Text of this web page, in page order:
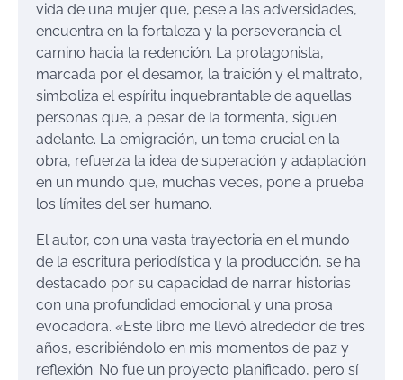
vida de una mujer que, pese a las adversidades,
encuentra en la fortaleza y la perseverancia el
camino hacia la redención. La protagonista,
marcada por el desamor, la traición y el maltrato,
simboliza el espíritu inquebrantable de aquellas
personas que, a pesar de la tormenta, siguen
adelante. La emigración, un tema crucial en la
obra, refuerza la idea de superación y adaptación
en un mundo que, muchas veces, pone a prueba
los límites del ser humano.
El autor, con una vasta trayectoria en el mundo
de la escritura periodística y la producción, se ha
destacado por su capacidad de narrar historias
con una profundidad emocional y una prosa
evocadora. «Este libro me llevó alrededor de tres
años, escribiéndolo en mis momentos de paz y
reflexión. No fue un proyecto planificado, pero sí